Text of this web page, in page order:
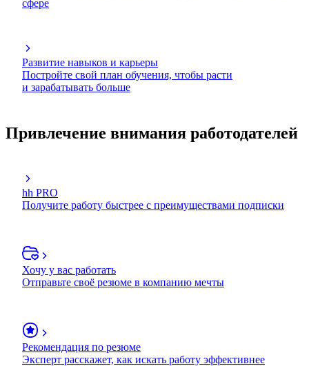
сфере
Развитие навыков и карьеры
Постройте свой план обучения, чтобы расти
и зарабатывать больше
Привлечение внимания работодателей
hh PRO
Получите работу быстрее с преимуществами подписки
Хочу у вас работать
Отправьте своё резюме в компанию мечты
Рекомендация по резюме
Эксперт расскажет, как искать работу эффективнее